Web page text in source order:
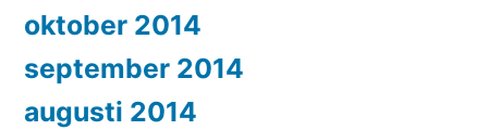
oktober 2014
september 2014
augusti 2014